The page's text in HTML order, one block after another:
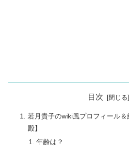
目次
若月貴子のwiki風プロフィール
殿】
年齢は？